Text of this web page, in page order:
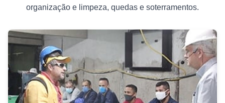
organização e limpeza, quedas e soterramentos.